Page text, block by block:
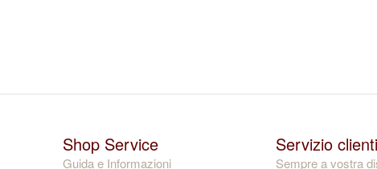
Shop Service
Guida e Informazioni
Servizio clienti
Sempre a vostra